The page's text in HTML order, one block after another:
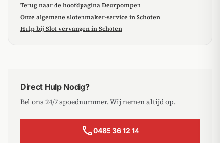
Terug naar de hoofdpagina Deurpompen
Onze algemene slotenmaker-service in Schoten
Hulp bij Slot vervangen in Schoten
Direct Hulp Nodig?
Bel ons 24/7 spoednummer. Wij nemen altijd op.
call0485 36 12 14